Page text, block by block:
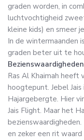
graden worden, in
luchtvochtigheid
kleine kids) en smeer
In de wintermaanden
graden beter uit te
Ras Al Khaimah
hoogtepunt. Jebel
Hajargebergte. Hier
Jais Flight. Maar het
en zeker een rit